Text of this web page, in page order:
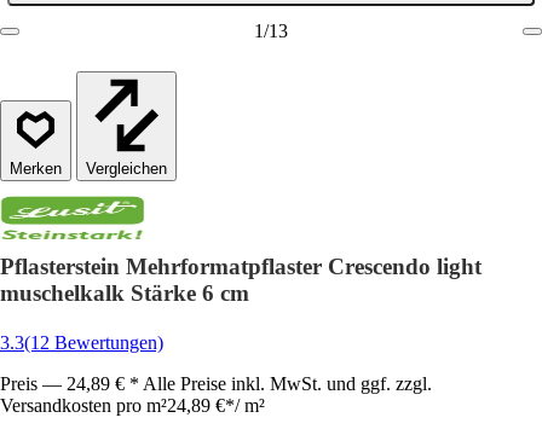
1/13
Vergleichen
Pflasterstein Mehrformatpflaster Crescendo light
muschelkalk Stärke 6 cm
3.3(12 Bewertungen)
Preis — 24,89 € * Alle Preise inkl. MwSt. und ggf. zzgl.
Versandkosten pro m²24,89 €*/ m²